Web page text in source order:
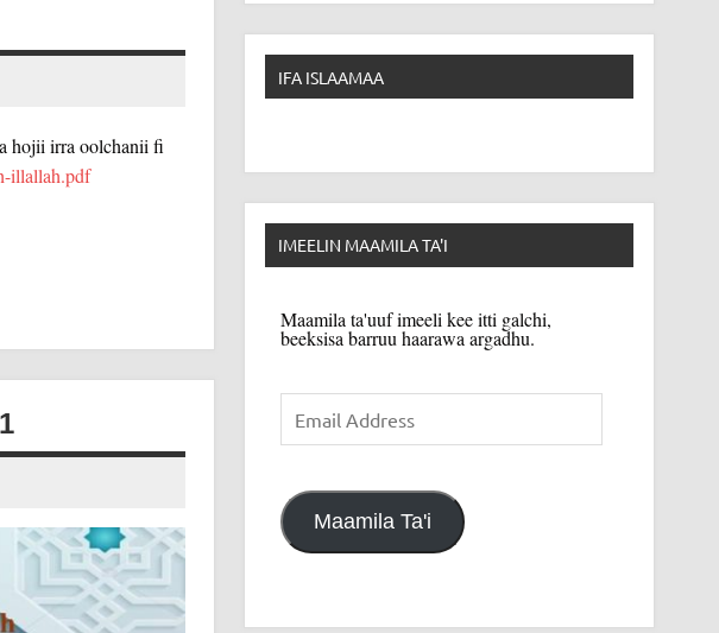
hojii irra oolchanii fi
illallah.pdf
IFA ISLAAMAA
IMEELIN MAAMILA TA'I
Maamila ta'uuf imeeli kee itti galchi,
beeksisa barruu haarawa argadhu.
Email
Address
Maamila Ta'i